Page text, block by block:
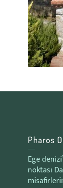
Pharos
Ege
noktası